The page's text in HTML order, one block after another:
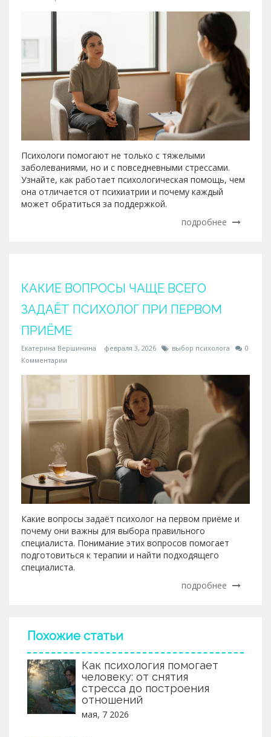
Психологи помогают не только с тяжелыми
заболеваниями, но и с повседневными стрессами.
Узнайте, как работает психологическая помощь, чем
она отличается от психиатрии и почему каждый
может обратиться за поддержкой.
подробнее
КАКИЕ ВОПРОСЫ ЧАЩЕ ВСЕГО
ЗАДАЁТ ПСИХОЛОГ ПРИ ПЕРВОМ
ПРИЁМЕ
Екатерина Вершинина февраля 3, 2026 выбор психолога
0
Комментарии
Какие вопросы задаёт психолог на первом приёме и
почему они важны для выбора правильного
специалиста. Понимание этих вопросов помогает
подготовиться к терапии и найти подходящего
специалиста.
подробнее
Похожие статьи
Как психология помогает
человеку: от снятия
стресса до построения
отношений
мая, 7 2026